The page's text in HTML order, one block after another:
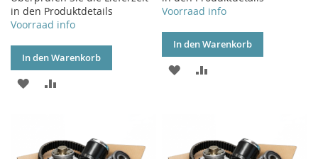
in den Produktdetails
Voorraad info
In den Warenkorb
ZUR
Voorraad info
In den Warenkorb
ZUR